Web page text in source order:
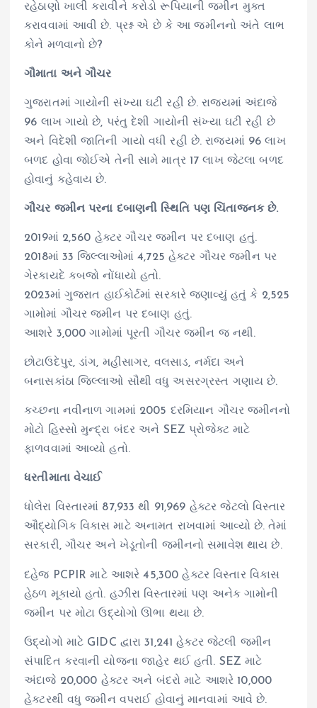
રહેઠાણો ખાલી કરાવીને કરોડો રૂપિયાની જમીન મુક્ત
કરાવવામાં આવી છે. પ્રશ્ન એ છે કે આ જમીનનો અંતે લાભ
કોને મળવાનો છે?
ગૌમાતા અને ગૌચર
ગુજરાતમાં ગાયોની સંખ્યા ઘટી રહી છે. રાજ્યમાં અંદાજે
96 લાખ ગાયો છે, પરંતુ દેશી ગાયોની સંખ્યા ઘટી રહી છે
અને વિદેશી જાતિની ગાયો વધી રહી છે. રાજ્યમાં 96 લાખ
બળદ હોવા જોઈએ તેની સામે માત્ર 17 લાખ જેટલા બળદ
હોવાનું કહેવાય છે.
ગૌચર જમીન પરના દબાણની સ્થિતિ પણ ચિંતાજનક છે.
2019માં 2,560 હેક્ટર ગૌચર જમીન પર દબાણ હતું.
2018માં 33 જિલ્લાઓમાં 4,725 હેક્ટર ગૌચર જમીન પર
ગેરકાયદે કબજો નોંધાયો હતો.
2023માં ગુજરાત હાઈકોર્ટમાં સરકારે જણાવ્યું હતું કે 2,525
ગામોમાં ગૌચર જમીન પર દબાણ હતું.
આશરે 3,000 ગામોમાં પૂરતી ગૌચર જમીન જ નથી.
છોટાઉદેપુર, ડાંગ, મહીસાગર, વલસાડ, નર્મદા અને
બનાસકાંઠા જિલ્લાઓ સૌથી વધુ અસરગ્રસ્ત ગણાય છે.
કચ્છના નવીનાળ ગામમાં 2005 દરમિયાન ગૌચર જમીનનો
મોટો હિસ્સો મુન્દ્રા બંદર અને SEZ પ્રોજેક્ટ માટે
ફાળવવામાં આવ્યો હતો.
ધરતીમાતા વેચાઈ
ધોલેરા વિસ્તારમાં 87,933 થી 91,969 હેક્ટર જેટલો વિસ્તાર
ઔદ્યોગિક વિકાસ માટે અનામત રાખવામાં આવ્યો છે. તેમાં
સરકારી, ગૌચર અને ખેડૂતોની જમીનનો સમાવેશ થાય છે.
દહેજ PCPIR માટે આશરે 45,300 હેક્ટર વિસ્તાર વિકાસ
હેઠળ મૂકાયો હતો. હઝીરા વિસ્તારમાં પણ અનેક ગામોની
જમીન પર મોટા ઉદ્યોગો ઊભા થયા છે.
ઉદ્યોગો માટે GIDC દ્વારા 31,241 હેક્ટર જેટલી જમીન
સંપાદિત કરવાની યોજના જાહેર થઈ હતી. SEZ માટે
અંદાજે 20,000 હેક્ટર અને બંદરો માટે આશરે 10,000
હેક્ટરથી વધુ જમીન વપરાઈ હોવાનું માનવામાં આવે છે.